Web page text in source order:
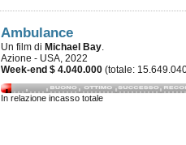
Ambulance
Un film di Michael Bay.
Azione - USA, 2022
Week-end $ 4.040.000 (totale:
In relazione incasso totale